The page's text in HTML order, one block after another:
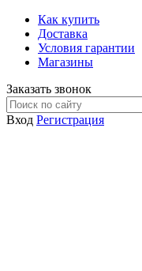
Как купить
Доставка
Условия гарантии
Магазины
Заказать звонок
Вход Регистрация